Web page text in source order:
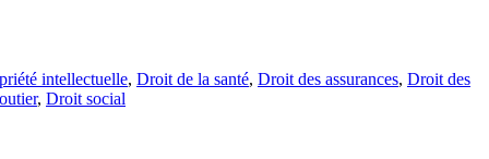
intellectuelle, Droit de la santé, Droit des assurances, Droit des
, Droit social